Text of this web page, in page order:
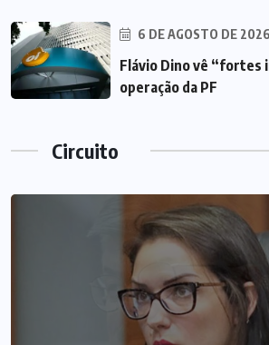
6 DE AGOSTO DE 2026
Flávio Dino vê “fortes
operação da PF
Circuito